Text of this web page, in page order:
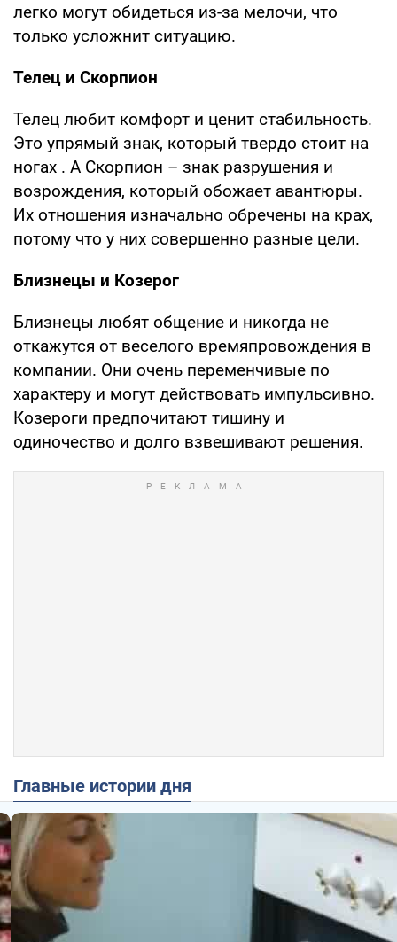
легко могут обидеться из-за мелочи, что
только усложнит ситуацию.
Телец и Скорпион
Телец любит комфорт и ценит стабильность.
Это упрямый знак, который твердо стоит на
ногах . А Скорпион – знак разрушения и
возрождения, который обожает авантюры.
Их отношения изначально обречены на крах,
потому что у них совершенно разные цели.
Близнецы и Козерог
Близнецы любят общение и никогда не
откажутся от веселого времяпровождения в
компании. Они очень переменчивые по
характеру и могут действовать импульсивно.
Козероги предпочитают тишину и
одиночество и долго взвешивают решения.
Главные истории дня